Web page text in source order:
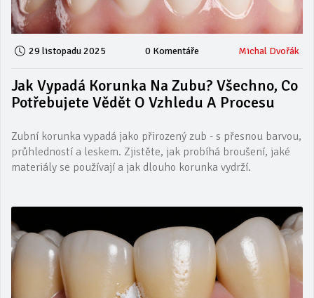
29 listopadu 2025 0 Komentáře Michal Dvořák
Jak Vypadá Korunka Na Zubu? Všechno, Co
Potřebujete Vědět O Vzhledu A Procesu
Zubní korunka vypadá jako přirozený zub - s přesnou barvou,
průhledností a leskem. Zjistěte, jak probíhá broušení, jaké
materiály se používají a jak dlouho korunka vydrží.